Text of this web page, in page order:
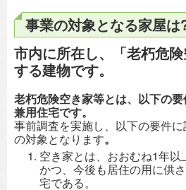
事業の対象となる家屋は
市内に所在し、「老朽危
する建物です。
老朽危険空き家等とは、以下の
兼用住宅です。
事前調査を実施し、以下の要件
の対象となります。
空き家とは、おおむね1年以
かつ、今後も居住の用に供
宅である。